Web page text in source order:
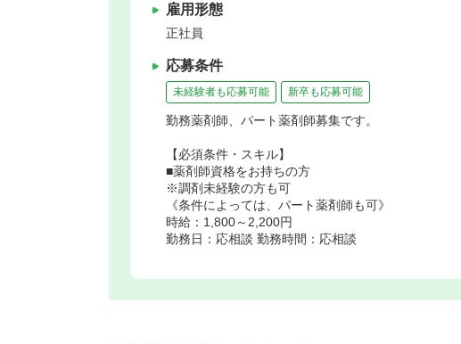
雇用形態
正社員
応募条件
未経験者も応募可能 新卒も応募可能
勤務薬剤師、パート薬剤師募集です。
【必須条件・スキル】
■薬剤師資格をお持ちの方
※調剤未経験の方も可
《条件によっては、パート薬剤師も可》
時給：1,800～2,200円
勤務日：応相談 勤務時間：応相談